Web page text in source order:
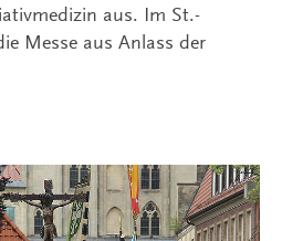
aus. Im St.-
Messe aus Anlass der